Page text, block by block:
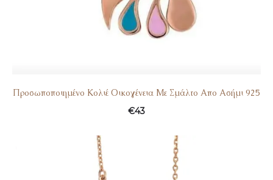
Προσωποποιημένο Κολιέ Οικογένεια Με Σμάλτο Απο Ασήμι 925
€43